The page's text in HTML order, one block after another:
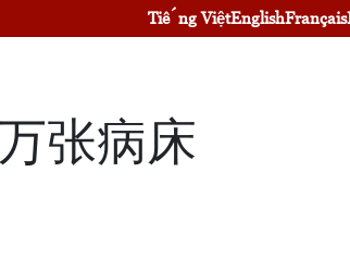
Tiếng ViệtEnglishFrançais
张病床